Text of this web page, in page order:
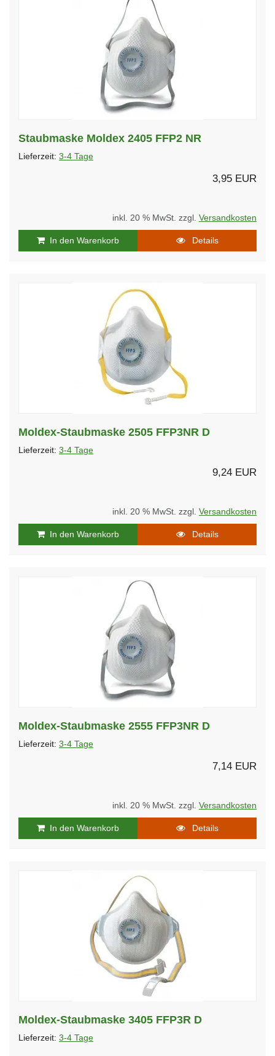
Staubmaske Moldex 2405 FFP2 NR
Lieferzeit: 3-4 Tage
3,95 EUR
inkl. 20 % MwSt. zzgl. Versandkosten
In den Warenkorb Details
Moldex-Staubmaske 2505 FFP3NR D
Lieferzeit: 3-4 Tage
9,24 EUR
inkl. 20 % MwSt. zzgl. Versandkosten
In den Warenkorb Details
Moldex-Staubmaske 2555 FFP3NR D
Lieferzeit: 3-4 Tage
7,14 EUR
inkl. 20 % MwSt. zzgl. Versandkosten
In den Warenkorb Details
Moldex-Staubmaske 3405 FFP3R D
Lieferzeit: 3-4 Tage